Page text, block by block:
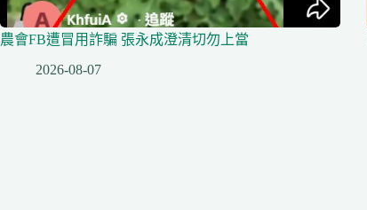
農會FB遭冒用詐騙 張永成澄清切勿上當
2026-08-07